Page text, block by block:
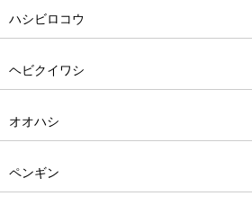
ハシビロコウ
ヘビクイワシ
オオハシ
ペンギン